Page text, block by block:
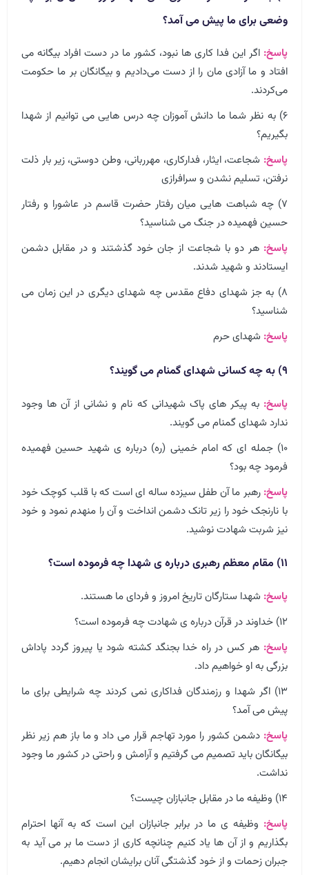
وضعی برای ما پیش می آمد؟
پاسخ: اگر این فدا کاری ها نبود، کشور ما در دست افراد بیگانه می‌
افتاد و ما آزادی مان را از دست می‌دادیم و بیگانگان بر ما حکومت
می‌کردند.
۶) به نظر شما ما دانش آموزان چه درس هایی می توانیم از شهدا
بگیریم؟
پاسخ: شجاعت، ایثار، فدارکاری، مهرربانی، وطن دوستی، زیر بار ذلت
نرفتن، تسلیم نشدن و سرافرازی
۷) چه شباهت هایی میان رفتار حضرت قاسم در عاشورا و رفتار
حسین فهمیده در جنگ می شناسید؟
پاسخ: هر دو با شجاعت از جان خود گذشتند و در مقابل دشمن
ایستادند و شهید شدند.
۸) به جز شهدای دفاع مقدس چه شهدای دیگری در این زمان می
شناسید؟
پاسخ: شهدای حرم
۹) به چه کسانی شهدای گمنام می گویند؟
پاسخ: به پیکر های پاک شهیدانی که نام و نشانی از آن ها وجود
ندارد شهدای گمنام می گویند.
۱۰) جمله ای که امام خمینی (ره) درباره ی شهید حسین فهمیده
فرمود چه بود؟
پاسخ: رهبر ما آن طفل سیزده ساله ای است که با قلب کوچک خود
با نارنجک خود را زیر تانک دشمن انداخت و آن را منهدم نمود و خود
نیز شربت شهادت نوشید.
۱۱) مقام معظم رهبری درباره ی شهدا چه فرموده است؟
پاسخ: شهدا ستارگان تاریخ امروز و فردای ما هستند.
۱۲) خداوند در قرآن درباره ی شهادت چه فرموده است؟
پاسخ: هر کس در راه خدا بجنگد کشته شود یا پیروز گردد پاداش
بزرگی به او خواهیم داد.
۱۳) اگر شهدا و رزمندگان فداکاری نمی کردند چه شرایطی برای ما
پیش می آمد؟
پاسخ: دشمن کشور را مورد تهاجم قرار می داد و ما باز هم زیر نظر
بیگانگان باید تصمیم می گرفتیم و آرامش و راحتی در کشور ما وجود
نداشت.
۱۴) وظیفه ما در مقابل جانبازان چیست؟
پاسخ: وظیفه ی ما در برابر جانبازان این است که به آنها احترام
بگذاریم و از آن ها یاد کنیم چنانچه کاری از دست ما بر می آید به
جبران زحمات و از خود گذشتگی آنان برایشان انجام دهیم.